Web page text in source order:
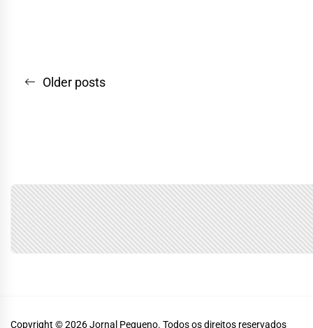
Navegação
Older posts
Copyright © 2026Jornal Pequeno. Todos os direitos reservados